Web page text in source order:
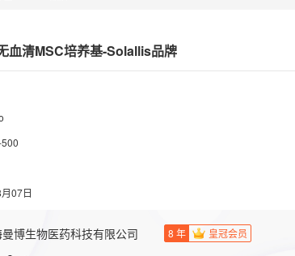
血清MSC培养基-Solallis品牌
07日
曼博生物医药科技有限公司 8 年 皇冠会员